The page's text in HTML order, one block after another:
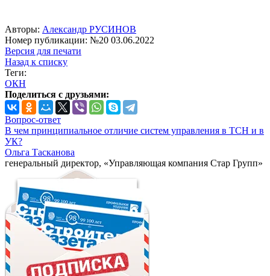
Авторы: Александр РУСИНОВ
Номер публикации: №20 03.06.2022
Версия для печати
Назад к списку
Теги:
ОКН
Поделиться с друзьями:
Вопрос-ответ
В чем принципиальное отличие систем управления в ТСН и в
УК?
Ольга Тасканова
генеральный директор, «Управляющая компания Стар Групп»